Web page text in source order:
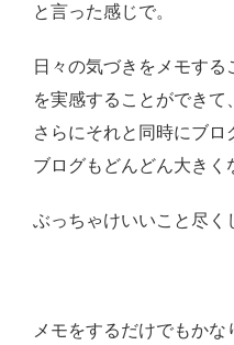
と言った感じで。
日々の気づきをメモす
を実感することができて、
さらにそれと同時にブロ
ブログもどんどん大きく
ぶっちゃけいいこと尽く
メモをするだけでもか